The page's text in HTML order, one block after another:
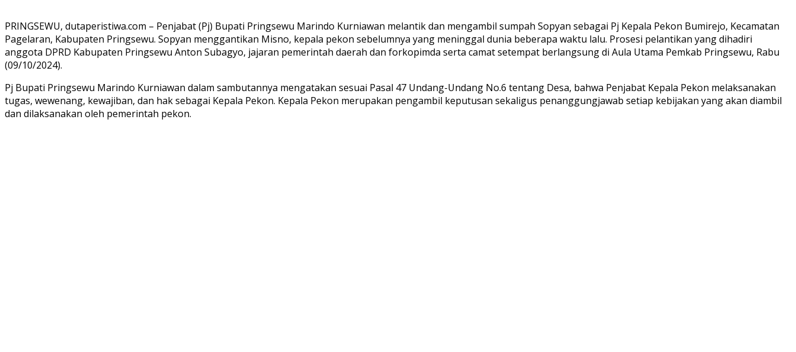
PRINGSEWU, dutaperistiwa.com – Penjabat (Pj) Bupati Pringsewu Marindo Kurniawan melantik dan mengambil sumpah Sopyan sebagai Pj Kepala Pekon Bumirejo, Kecamatan
Pagelaran, Kabupaten Pringsewu. Sopyan menggantikan Misno, kepala pekon sebelumnya yang meninggal dunia beberapa waktu lalu. Prosesi pelantikan yang dihadiri
anggota DPRD Kabupaten Pringsewu Anton Subagyo, jajaran pemerintah daerah dan forkopimda serta camat setempat berlangsung di Aula Utama Pemkab Pringsewu, Rabu
(09/10/2024).
Pj Bupati Pringsewu Marindo Kurniawan dalam sambutannya mengatakan sesuai Pasal 47 Undang-Undang No.6 tentang Desa, bahwa Penjabat Kepala Pekon melaksanakan
tugas, wewenang, kewajiban, dan hak sebagai Kepala Pekon. Kepala Pekon merupakan pengambil keputusan sekaligus penanggungjawab setiap kebijakan yang akan diambil
dan dilaksanakan oleh pemerintah pekon.